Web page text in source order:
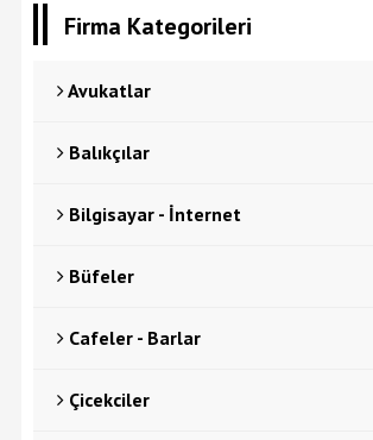
Firma Kategorileri
Avukatlar
Balıkçılar
Bilgisayar - İnternet
Büfeler
Cafeler - Barlar
Çicekciler